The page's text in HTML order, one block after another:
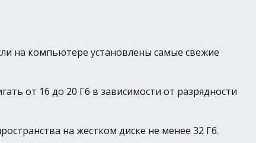
на компьютере установлены самые свежие
от 16 до 20 Гб в зависимости от разрядности
на жестком диске не менее 32 Гб.